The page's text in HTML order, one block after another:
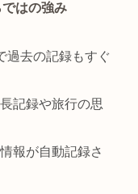
はの強み
過去の記録もすぐ
記録や旅行の思
報が自動記録さ